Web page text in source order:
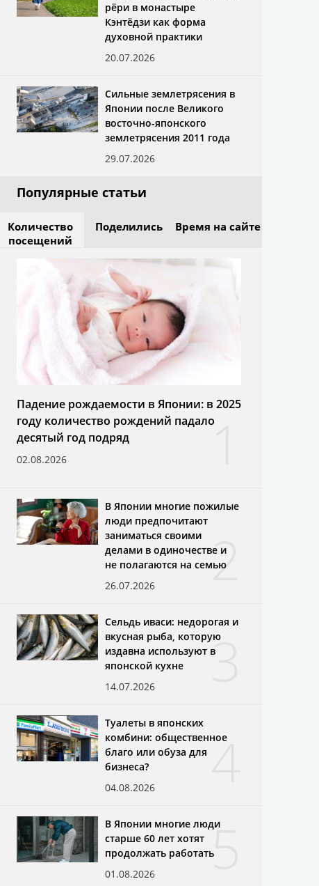
рёри в монастыре
Кэнтёдзи как форма
духовной практики
20.07.2026
Сильные землетрясения в
Японии после Великого
восточно-японского
землетрясения 2011 года
29.07.2026
Популярные статьи
Количество
посещений
Поделились Время на сайте
1
Падение рождаемости в Японии: в 2025
году количество рождений падало
десятый год подряд
02.08.2026
2
В Японии многие пожилые
люди предпочитают
заниматься своими
делами в одиночестве и
не полагаются на семью
26.07.2026
3
Сельдь иваси: недорогая и
вкусная рыба, которую
издавна используют в
японской кухне
14.07.2026
4
Туалеты в японских
комбини: общественное
благо или обуза для
бизнеса?
04.08.2026
5
В Японии многие люди
старше 60 лет хотят
продолжать работать
01.08.2026